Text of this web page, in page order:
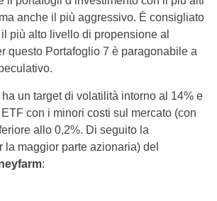
anche il più aggressivo. È consigliato
più alto livello di propensione al
questo Portafoglio 7 è paragonabile a
un target di volatilità intorno al 14% e
con i minori costi sul mercato (con
allo 0,2%. Di seguito la
la maggior parte azionaria) del
: